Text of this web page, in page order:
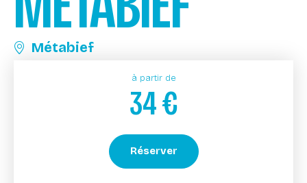
Métabief
à partir de
34€
Réserver